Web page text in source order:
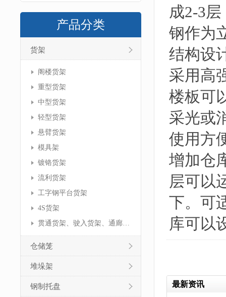
产品分类
货架
阁楼货架
重型货架
中型货架
轻型货架
悬臂货架
模具架
镀铬货架
流利货架
工字钢平台货架
4S货架
贯通货架、驶入货架、通廊货架
仓储笼
堆垛架
钢制托盘
成2-3
钢作为
结构设
采用高
楼板可
采光或
使用方
增加仓
层可以
下。可
库可以
最新资讯